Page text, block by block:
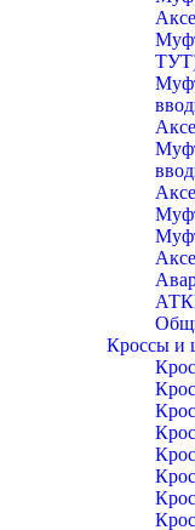
Кроссы и